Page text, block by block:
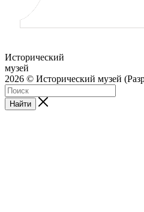
Исторический
музей
2026 © Исторический музей
Найти